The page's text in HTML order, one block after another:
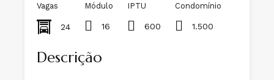
Vagas
24
Módulo
16
IPTU
600
Condomínio
1.500
Descrição